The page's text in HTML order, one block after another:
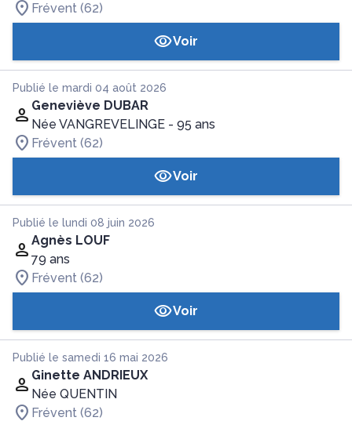
Frévent (62)
Voir
Publié le mardi 04 août 2026
Geneviève DUBAR
Née VANGREVELINGE - 95 ans
Frévent (62)
Voir
Publié le lundi 08 juin 2026
Agnès LOUF
79 ans
Frévent (62)
Voir
Publié le samedi 16 mai 2026
Ginette ANDRIEUX
Née QUENTIN
Frévent (62)